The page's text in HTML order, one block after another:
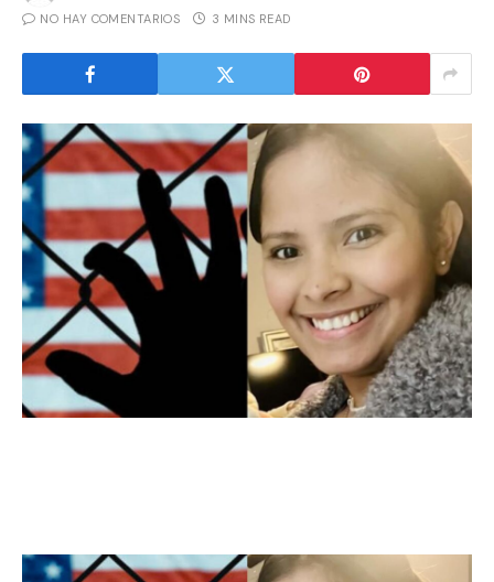
NO HAY COMENTARIOS 3 MINS READ